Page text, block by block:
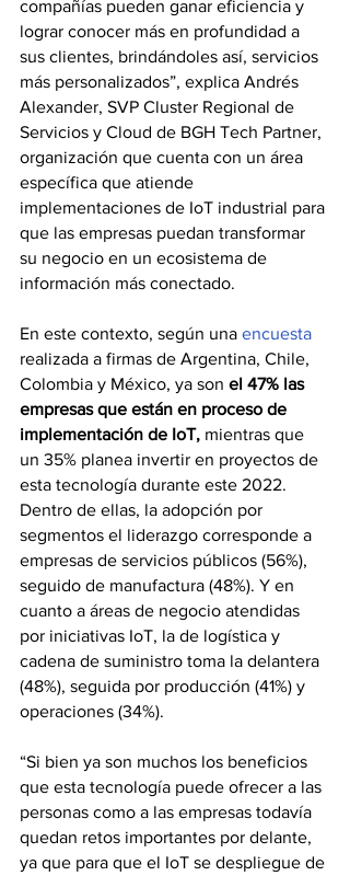
compañías pueden ganar eficiencia y
lograr conocer más en profundidad a
sus clientes, brindándoles así, servicios
más personalizados”, explica Andrés
Alexander, SVP Cluster Regional de
Servicios y Cloud de BGH Tech Partner,
organización que cuenta con un área
específica que atiende
implementaciones de IoT industrial para
que las empresas puedan transformar
su negocio en un ecosistema de
información más conectado.
En este contexto, según una encuesta
realizada a firmas de Argentina, Chile,
Colombia y México, ya son el 47% las
empresas que están en proceso de
implementación de IoT, mientras que
un 35% planea invertir en proyectos de
esta tecnología durante este 2022.
Dentro de ellas, la adopción por
segmentos el liderazgo corresponde a
empresas de servicios públicos (56%),
seguido de manufactura (48%). Y en
cuanto a áreas de negocio atendidas
por iniciativas IoT, la de logística y
cadena de suministro toma la delantera
(48%), seguida por producción (41%) y
operaciones (34%).
“Si bien ya son muchos los beneficios
que esta tecnología puede ofrecer a las
personas como a las empresas todavía
quedan retos importantes por delante,
ya que para que el IoT se despliegue de